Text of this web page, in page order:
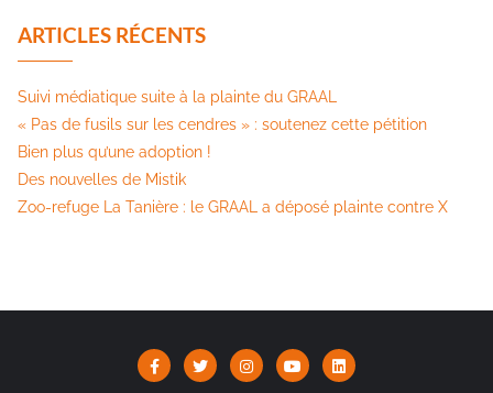
ARTICLES RÉCENTS
Suivi médiatique suite à la plainte du GRAAL
« Pas de fusils sur les cendres » : soutenez cette pétition​
Bien plus qu’une adoption !
Des nouvelles de Mistik
Zoo-refuge La Tanière : le GRAAL a déposé plainte contre X